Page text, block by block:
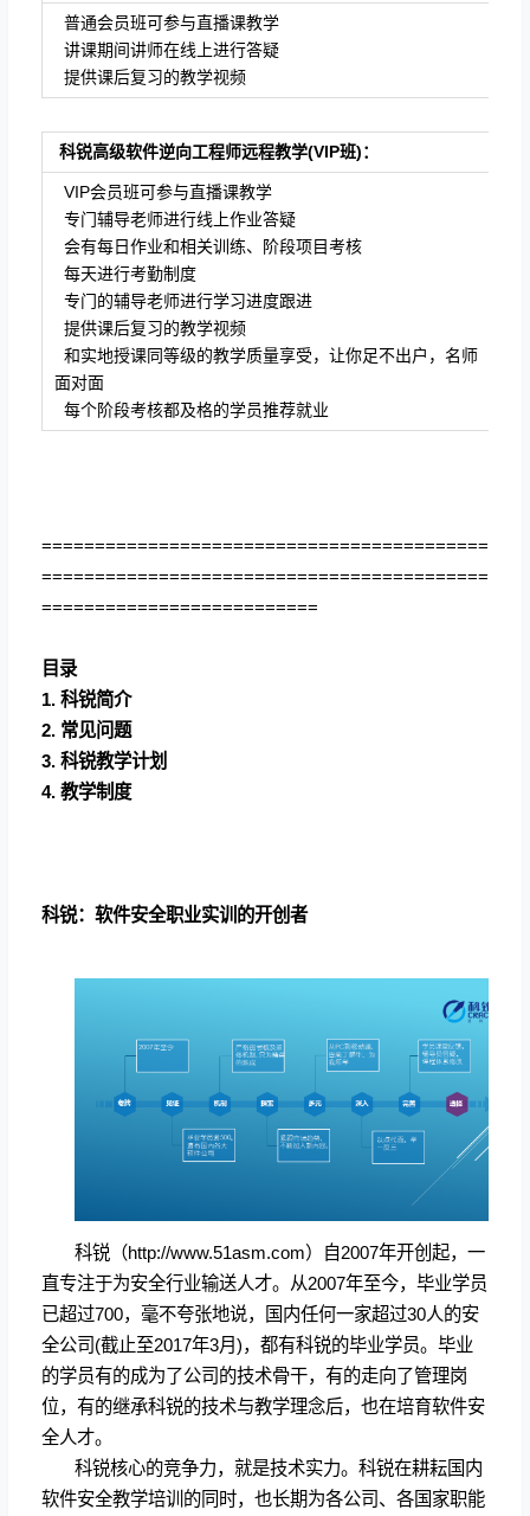
普通会员班可参与直播课教学
讲课期间讲师在线上进行答疑
提供课后复习的教学视频
科锐高级软件逆向工程师远程教学(VIP班)：
VIP会员班可参与直播课教学
专门辅导老师进行线上作业答疑
会有每日作业和相关训练、阶段项目考核
每天进行考勤制度
专门的辅导老师进行学习进度跟进
提供课后复习的教学视频
和实地授课同等级的教学质量享受，让你足不出户，名师
面对面
每个阶段考核都及格的学员推荐就业
==========================================
==========================================
==========================
目录
1. 科锐简介
2. 常见问题
3. 科锐教学计划
4. 教学制度
科锐：软件安全职业实训的开创者
科锐（http://www.51asm.com）自2007年开创起，一
直专注于为安全行业输送人才。从2007年至今，毕业学员
已超过700，毫不夸张地说，国内任何一家超过30人的安
全公司 (截止至2017年3月)，都有科锐的毕业学员。毕业
的学员有的成为了公司的技术骨干，有的走向了管理岗
位，有的继承科锐的技术与教学理念后，也在培育软件安
全人才。
科锐核心的竞争力，就是技术实力。科锐在耕耘国内
软件安全教学培训的同时，也长期为各公司、各国家职能